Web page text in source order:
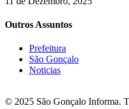
Outros Assuntos
Prefeitura
São Gonçalo
Noticias
© 2025 São Gonçalo Informa.